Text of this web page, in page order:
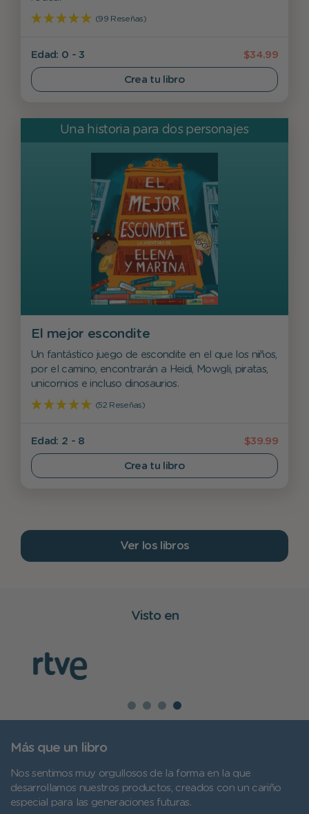
(99 Reseñas)
$34.99
Edad: 0 - 3
Crea tu libro
Una historia para dos personajes
El mejor escondite
Un fantástico juego de escondite en el que los niños,
por el camino, encontrarán a Heidi, Mowgli, piratas,
unicornios e incluso dinosaurios.
(52 Reseñas)
$39.99
Edad: 2 - 8
Crea tu libro
Ver los libros
Visto en
Más que un libro
Nos sentimos muy orgullosos de la forma en la que
desarrollamos nuestros productos, creados con un cariño
especial para las generaciones futuras.